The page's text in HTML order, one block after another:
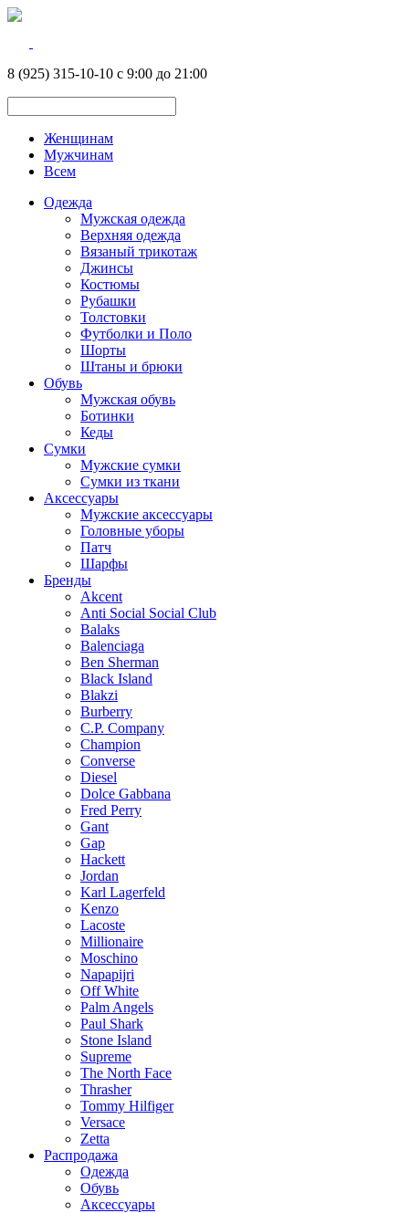
8 (925) 315-10-10 с 9:00 до 21:00
Женщинам
Мужчинам
Всем
Одежда
Мужская одежда
Верхняя одежда
Вязаный трикотаж
Джинсы
Костюмы
Рубашки
Толстовки
Футболки и Поло
Шорты
Штаны и брюки
Обувь
Мужская обувь
Ботинки
Кеды
Сумки
Мужские сумки
Сумки из ткани
Аксессуары
Мужские аксессуары
Головные уборы
Патч
Шарфы
Бренды
Akcent
Anti Social Social Club
Balaks
Balenciaga
Ben Sherman
Black Island
Blakzi
Burberry
C.P. Company
Champion
Converse
Diesel
Dolce Gabbana
Fred Perry
Gant
Gap
Hackett
Jordan
Karl Lagerfeld
Kenzo
Lacoste
Millionaire
Moschino
Napapijri
Off White
Palm Angels
Paul Shark
Stone Island
Supreme
The North Face
Thrasher
Tommy Hilfiger
Versace
Zetta
Распродажа
Одежда
Обувь
Аксессуары